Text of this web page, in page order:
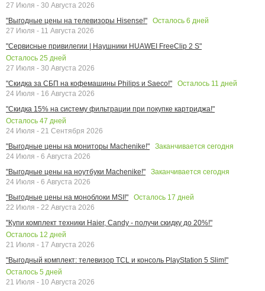
27 Июля - 30 Августа 2026
"Выгодные цены на телевизоры Hisense!"
Осталось 6 дней
27 Июля - 11 Августа 2026
"Сервисные привилегии | Наушники HUAWEI FreeClip 2 S"
Осталось 25 дней
27 Июля - 30 Августа 2026
"Скидка за СБП на кофемашины Philips и Saeco!"
Осталось 11 дней
24 Июля - 16 Августа 2026
"Скидка 15% на систему фильтрации при покупке картриджа!"
Осталось 47 дней
24 Июля - 21 Сентября 2026
"Выгодные цены на мониторы Machenike!"
Заканчивается сегодня
24 Июля - 6 Августа 2026
"Выгодные цены на ноутбуки Machenike!"
Заканчивается сегодня
24 Июля - 6 Августа 2026
"Выгодные цены на моноблоки MSI!"
Осталось 17 дней
22 Июля - 22 Августа 2026
"Купи комплект техники Haier, Candy - получи скидку до 20%!"
Осталось 12 дней
21 Июля - 17 Августа 2026
"Выгодный комплект: телевизор TCL и консоль PlayStation 5 Slim!"
Осталось 5 дней
21 Июля - 10 Августа 2026